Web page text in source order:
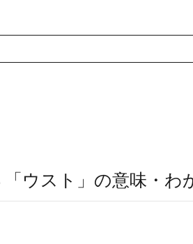
「ウスト」の意味・わ